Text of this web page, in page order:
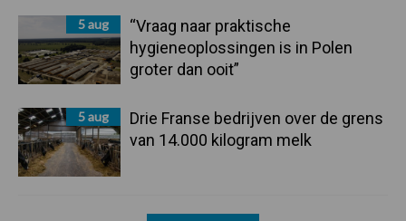
5 aug
“Vraag naar praktische
hygieneoplossingen is in Polen
groter dan ooit”
5 aug
Drie Franse bedrijven over de grens
van 14.000 kilogram melk